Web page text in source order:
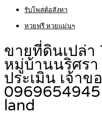
รับโพสต์อสังหา
หวยฟรี หวยแม่นๆ
ขายที่ดินเปล่า
หมู่บ้านนริศรา
ประเมิน เจ้าข
0969654945
land